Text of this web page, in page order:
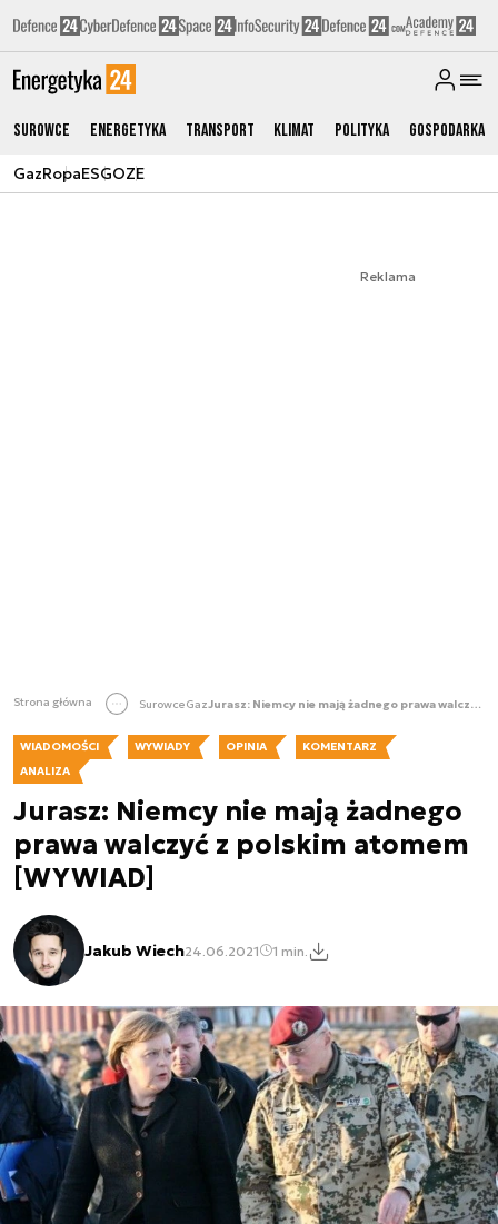
Surowce Energetyka Transport Klimat Polityka Gospodarka
GazRopaESGOZE
Reklama
Strona główna SurowceGaz Jurasz: Niemcy nie mają żadnego prawa walczyć z polskim atomem [WYWIAD]
WIADOMOŚCI WYWIADY OPINIA
KOMENTARZ
ANALIZA
Jurasz: Niemcy nie mają żadnego
prawa walczyć z polskim atomem
[WYWIAD]
Jakub Wiech24.06.2021 1 min.